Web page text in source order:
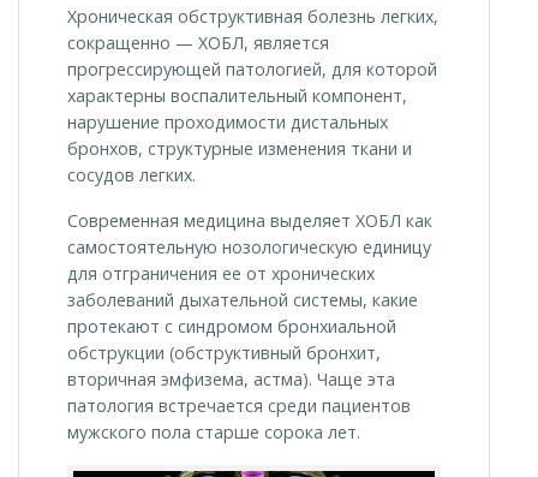
Хроническая обструктивная болезнь легких,
сокращенно — ХОБЛ, является
прогрессирующей патологией, для которой
характерны воспалительный компонент,
нарушение проходимости дистальных
бронхов, структурные изменения ткани и
сосудов легких.
Современная медицина выделяет ХОБЛ как
самостоятельную нозологическую единицу
для отграничения ее от хронических
заболеваний дыхательной системы, какие
протекают с синдромом бронхиальной
обструкции (обструктивный бронхит,
вторичная эмфизема, астма). Чаще эта
патология встречается среди пациентов
мужского пола старше сорока лет.